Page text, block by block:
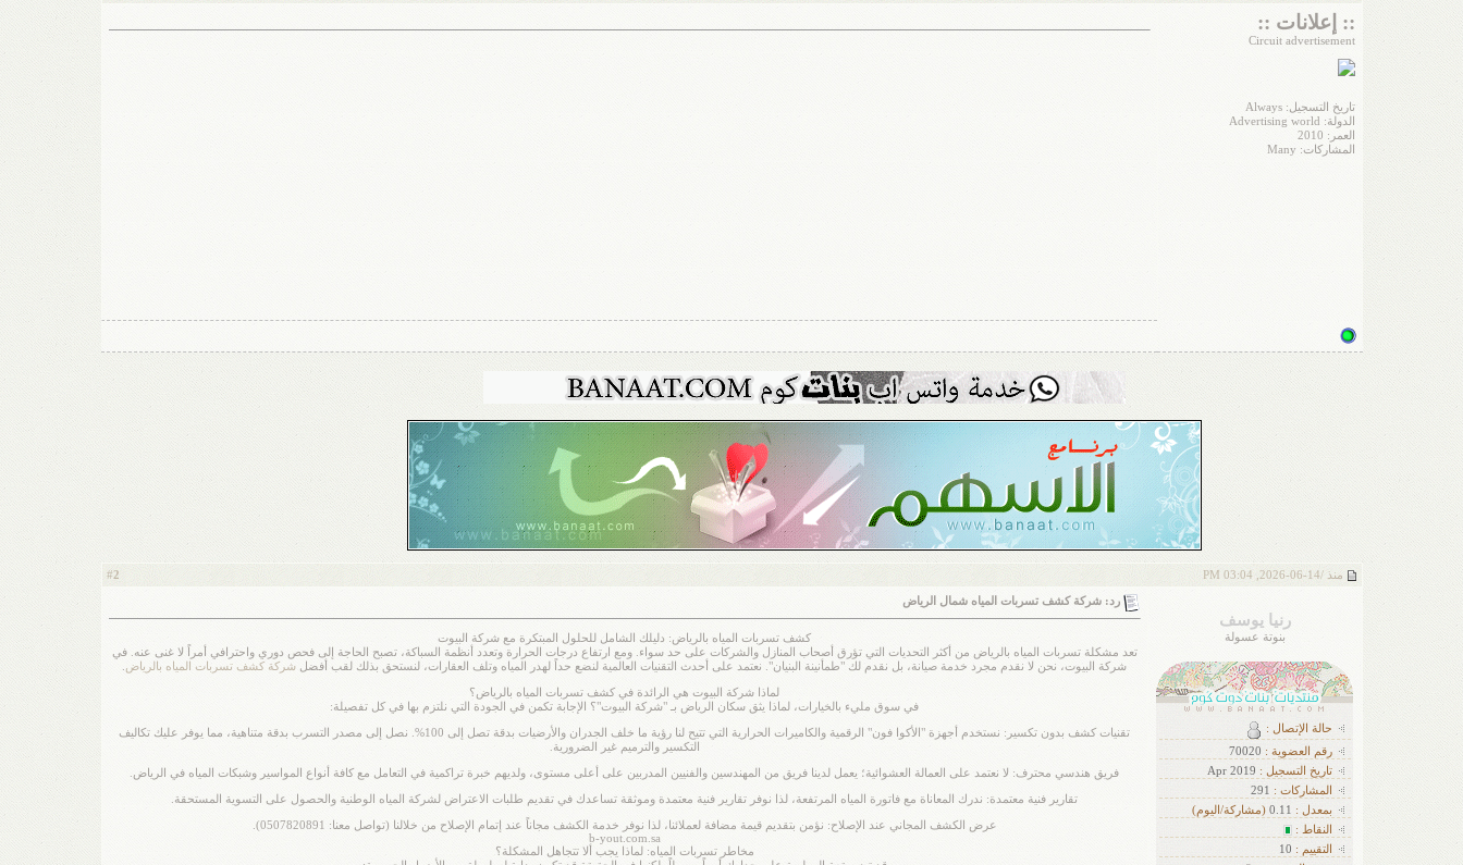
:: إعلانات ::
Circuit advertisement
تاريخ التسجيل: Always
الدولة: Advertising world
العمر: 2010
المشاركات: Many
منذ /14-06-2026, 03:04 PM
2
رنيا يوسف
بنوتة عسولة
حالة الإتصال :
رقم العضوية : 70020
تاريخ التسجيل : Apr 2019
المشاركات : 291
بمعدل : 0.11 (مشاركة/اليوم)
النقاط :
التقييم : 10
رد: شركة كشف تسربات المياه شمال الرياض
كشف تسربات المياه بالرياض: دليلك الشامل للحلول المبتكرة مع شركة البيوت
تعد مشكلة تسربات المياه بالرياض من أكثر التحديات التي تؤرق أصحاب المنازل والشركات على حد سواء. ومع ارتفاع درجات الحرارة وتعدد أنظمة السباكة، تصبح الحاجة إلى فحص دوري واحترافي أمراً لا غنى عنه. في
شركة البيوت، نحن لا نقدم مجرد خدمة صيانة، بل نقدم لك "طمأنينة البنيان". نعتمد على أحدث التقنيات العالمية لنضع حداً لهدر المياه وتلف العقارات، لنستحق بذلك لقب أفضل شركة كشف تسربات المياه بالرياض
لماذا شركة البيوت هي الرائدة في كشف تسربات المياه بالرياض؟
في سوق مليء بالخيارات، لماذا يثق سكان الرياض بـ "شركة البيوت"؟ الإجابة تكمن في الجودة التي نلتزم بها في كل تفصيلة:
تقنيات كشف بدون تكسير: نستخدم أجهزة "الأكوا فون" الرقمية والكاميرات الحرارية التي تتيح لنا رؤية ما خلف الجدران والأرضيات بدقة تصل إلى 100%. نصل إلى مصدر التسرب بدقة متناهية، مما يوفر عليك تكاليف
التكسير والترميم غير الضرورية.
فريق هندسي محترف: لا نعتمد على العمالة العشوائية؛ يعمل لدينا فريق من المهندسين والفنيين المدربين على أعلى مستوى، ولديهم خبرة تراكمية في التعامل مع كافة أنواع المواسير وشبكات المياه في الرياض.
تقارير فنية معتمدة: ندرك المعاناة مع فاتورة المياه المرتفعة، لذا نوفر تقارير فنية معتمدة وموثقة تساعدك في تقديم طلبات الاعتراض لشركة المياه الوطنية والحصول على التسوية المستحقة.
عرض الكشف المجاني عند الإصلاح: نؤمن بتقديم قيمة مضافة لعملائنا، لذا نوفر خدمة الكشف مجاناً عند إتمام الإصلاح من خلالنا (تواصل معنا: 0507820891).
b-yout.com.sa
مخاطر تسربات المياه: لماذا يجب ألا تتجاهل المشكلة؟